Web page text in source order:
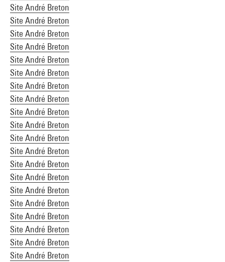
Site André Breton
Site André Breton
Site André Breton
Site André Breton
Site André Breton
Site André Breton
Site André Breton
Site André Breton
Site André Breton
Site André Breton
Site André Breton
Site André Breton
Site André Breton
Site André Breton
Site André Breton
Site André Breton
Site André Breton
Site André Breton
Site André Breton
Site André Breton